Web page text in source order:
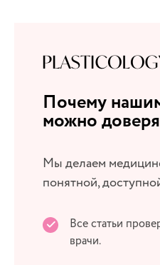
Почему
можно
Мы делаем
понятной,
Все статьи
врачи.